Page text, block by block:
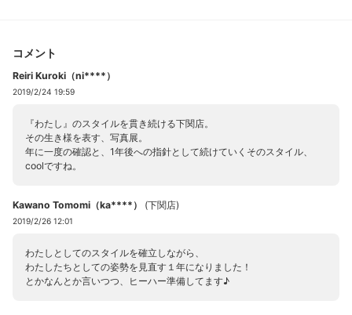
コメント
Reiri Kuroki（ni****）
2019/2/24 19:59
『わたし』のスタイルを貫き続ける下関店。
その生き様を表す、写真展。
年に一度の確認と、1年後への指針として続けていくそのスタイル、
coolですね。
Kawano Tomomi（ka****） (下関店)
2019/2/26 12:01
わたしとしてのスタイルを確立しながら、
わたしたちとしての姿勢を見直す１年になりました！
とかなんとか言いつつ、ヒーハー準備してます♪